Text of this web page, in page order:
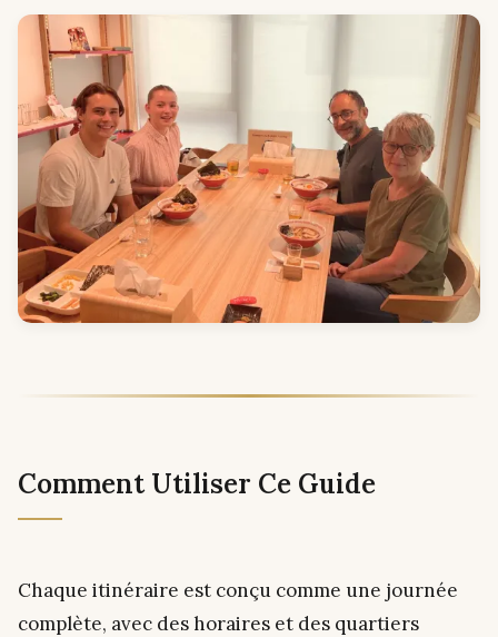
Comment Utiliser Ce Guide
Chaque itinéraire est conçu comme une journée
complète, avec des horaires et des quartiers